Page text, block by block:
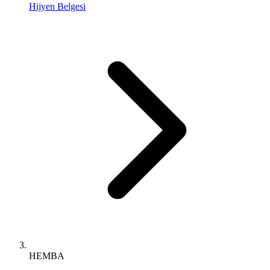
Hijyen Belgesi
HEMBA